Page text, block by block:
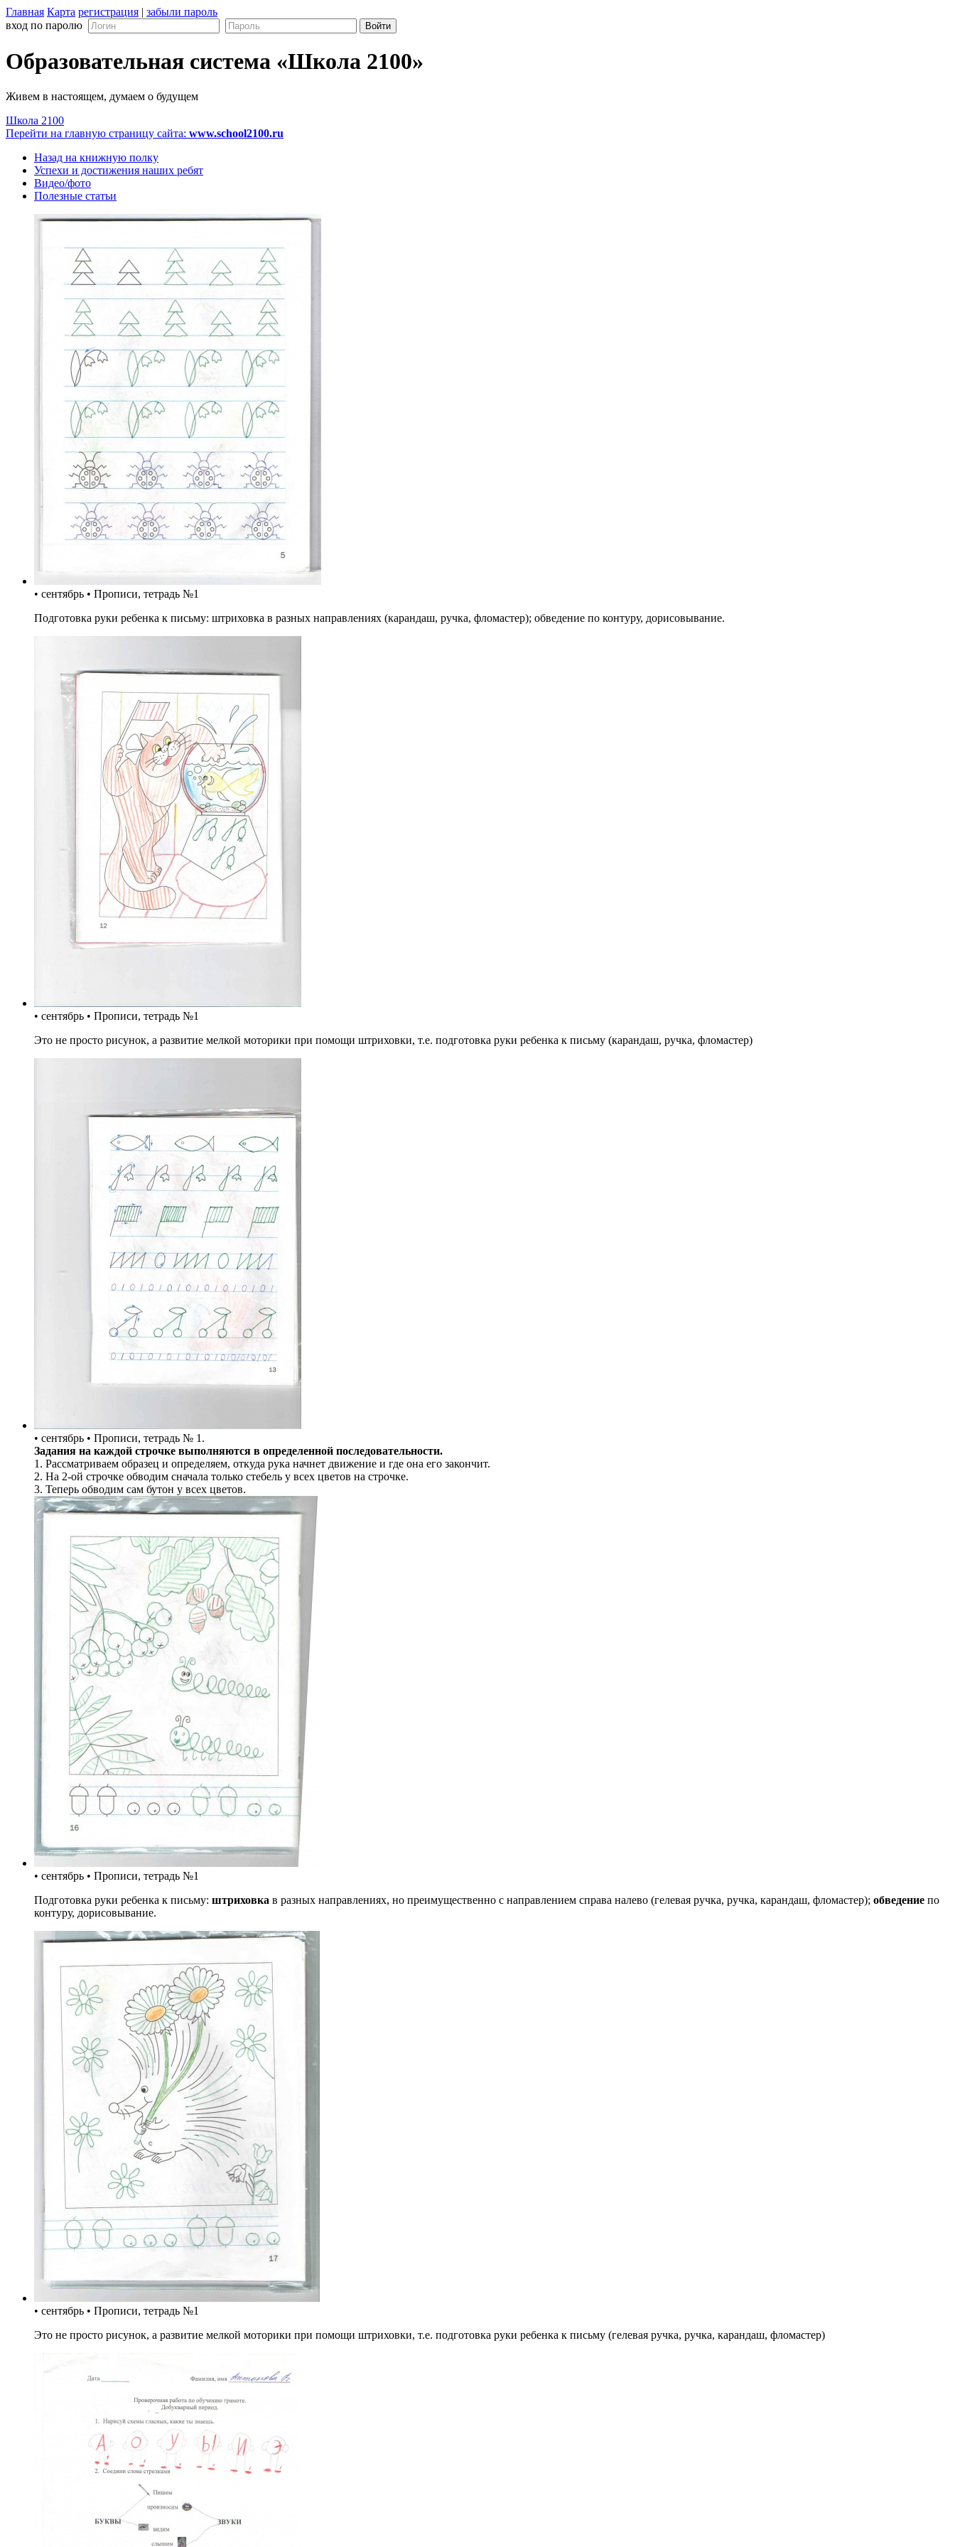
Главная Карта регистрация | забыли пароль
вход по паролю
Образовательная система «Школа 2100»
Живем в настоящем, думаем о будущем
Школа 2100
Перейти на главную страницу сайта: www.school2100.ru
Назад на книжную полку
Успехи и достижения наших ребят
Видео/фото
Полезные статьи
• сентябрь • Прописи, тетрадь №1
Подготовка руки ребенка к письму: штриховка в разных направлениях (карандаш, ручка, фломастер); обведение по контуру, дорисовывание.
• сентябрь • Прописи, тетрадь №1
Это не просто рисунок, а развитие мелкой моторики при помощи штриховки, т.е. подготовка руки ребенка к письму (карандаш, ручка, фломастер)
• сентябрь • Прописи, тетрадь № 1.
Задания на каждой строчке выполняются в определенной последовательности.
1. Рассматриваем образец и определяем, откуда рука начнет движение и где она его закончит.
2. На 2-ой строчке обводим сначала только стебель у всех цветов на строчке.
3. Теперь обводим сам бутон у всех цветов.
• сентябрь • Прописи, тетрадь №1
Подготовка руки ребенка к письму: штриховка в разных направлениях, но преимущественно с направлением справа налево (гелевая ручка, ручка, карандаш, фломастер); обведение по
контуру, дорисовывание.
• сентябрь • Прописи, тетрадь №1
Это не просто рисунок, а развитие мелкой моторики при помощи штриховки, т.е. подготовка руки ребенка к письму (гелевая ручка, ручка, карандаш, фломастер)